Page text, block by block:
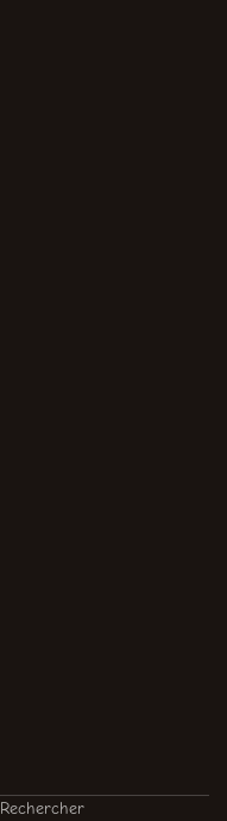
Rechercher